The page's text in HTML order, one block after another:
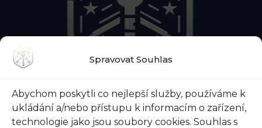
Spravovat Souhlas
Abychom poskytli co nejlepší služby, používáme k
ukládání a/nebo přístupu k informacím o zařízení,
technologie jako jsou soubory cookies. Souhlas s
O NÁSKONTAKTYBLOG
O ZÁMEČNICKÉ POHOTOVOSTI
O ZABEZPEČENÍ DVEŘÍVŠE O TREZORECH